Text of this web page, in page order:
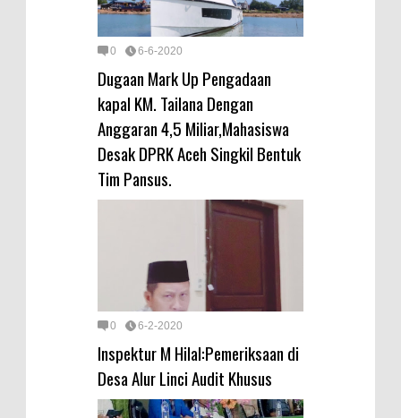
0 6-6-2020
Dugaan Mark Up Pengadaan
kapal KM. Tailana Dengan
Anggaran 4,5 Miliar,Mahasiswa
Desak DPRK Aceh Singkil Bentuk
Tim Pansus.
0 6-2-2020
Inspektur M Hilal:Pemeriksaan di
Desa Alur Linci Audit Khusus